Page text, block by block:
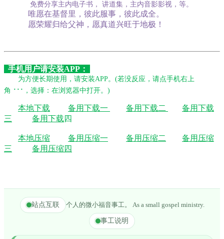
免费分享主内电子书， 讲道集，主内音影影视，等。
唯愿在基督里，彼此服事，彼此成全。
愿荣耀归给父神，愿真道兴旺于地极！
手机用户请安装APP：
为方便长期使用，请安装APP。 (若没反应，请点手机右上
角 ··· ，选择：在浏览器中打开。)
本地下载 备用下载一 备用下载二
备用下载
三
备用下载 四
本地压缩 备用压缩一 备用压缩二
备用压缩
三
备用压缩四
站点互联 个人的微小福音事工。 As a small gospel ministry.
事工说明